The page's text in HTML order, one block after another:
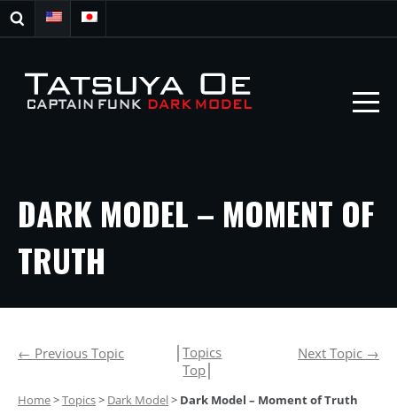
DARK MODEL – MOMENT OF
TRUTH
← Previous Topic │Topics
Top
Next Topic →
Home>Topics> Dark Model> Dark Model – Moment of Truth